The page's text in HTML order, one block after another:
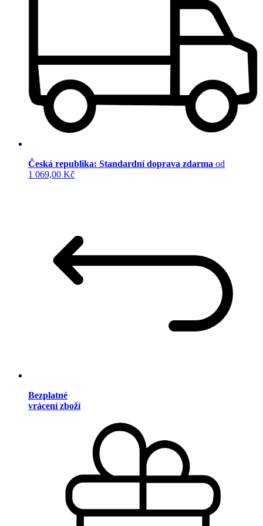
Česká republika: Standardní doprava zdarma od
1 069,00 Kč
Bezplatné
vrácení zboží